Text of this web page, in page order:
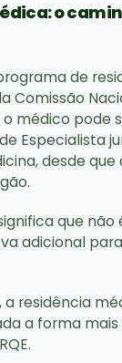
o
de
Comissão
o médico pode
Especialista
desde
que não
adicional
a residência
a forma